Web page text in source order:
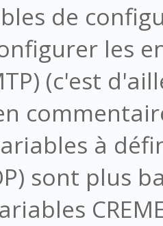
are
of dict)
= [
de
les
(c'est
à
sont plus